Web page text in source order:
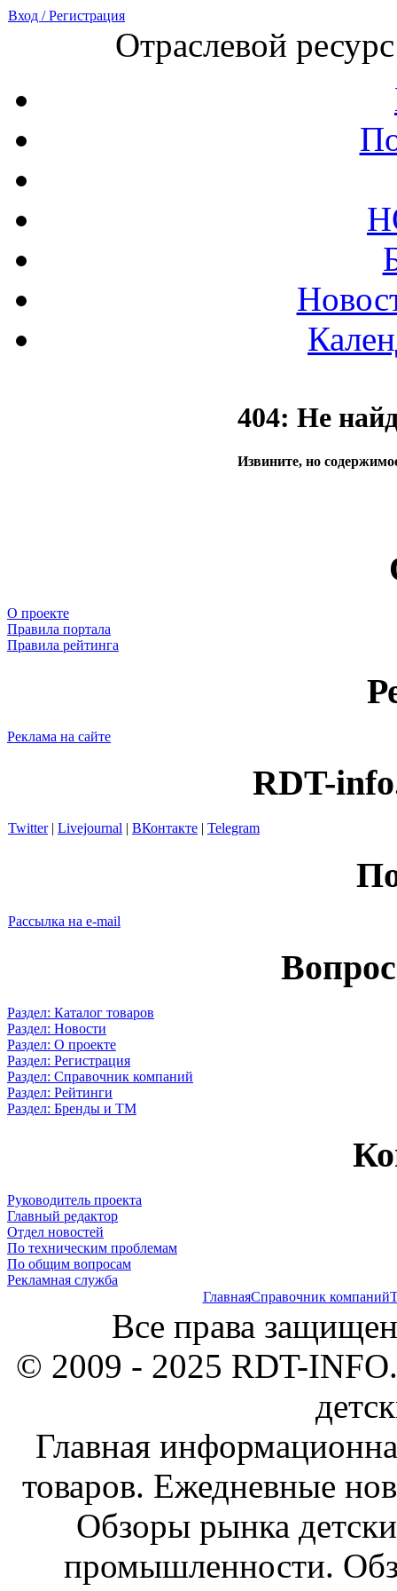
Вход / Регистрация
Отраслевой
404: Не
Извините, но
О проекте
Правила портала
Правила рейтинга
Реклама на сайте
RDT-
Twitter| Livejournal | ВКонтакте | Telegram
Рассылка на e-mail
Раздел: Каталог товаров
Раздел: Новости
Раздел: О проекте
Раздел: Регистрация
Раздел: Справочник компаний
Раздел: Рейтинги
Раздел: Бренды и ТМ
Руководитель проекта
Главный редактор
Отдел новостей
По техническим проблемам
По общим вопросам
Рекламная служба
ГлавнаяСправочник компаний
Все права
© 2009 - 2025 RDT-
Главная
товаров. Ежедневные
Обзоры рынка
промышленности.